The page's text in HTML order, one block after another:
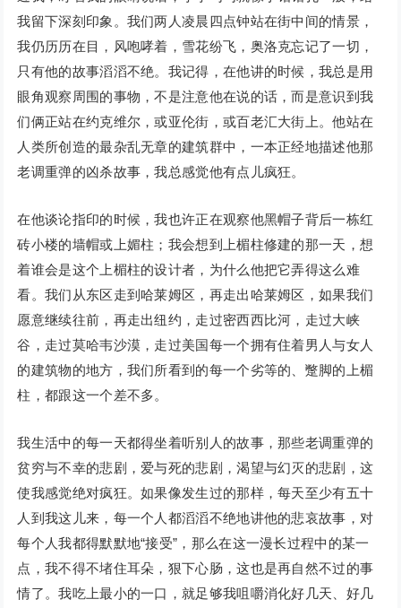
我留下深刻印象。我们两人凌晨四点钟站在街中间的情景，
我仍历历在目，风咆哮着，雪花纷飞，奥洛克忘记了一切，
只有他的故事滔滔不绝。我记得，在他讲的时候，我总是用
眼角观察周围的事物，不是注意他在说的话，而是意识到我
们俩正站在约克维尔，或亚伦街，或百老汇大街上。他站在
人类所创造的最杂乱无章的建筑群中，一本正经地描述他那
老调重弹的凶杀故事，我总感觉他有点儿疯狂。
在他谈论指印的时候，我也许正在观察他黑帽子背后一栋红
砖小楼的墙帽或上媚柱；我会想到上楣柱修建的那一天，想
着谁会是这个上楣柱的设计者，为什么他把它弄得这么难
看。我们从东区走到哈莱姆区，再走出哈莱姆区，如果我们
愿意继续往前，再走出纽约，走过密西西比河，走过大峡
谷，走过莫哈韦沙漠，走过美国每一个拥有住着男人与女人
的建筑物的地方，我们所看到的每一个劣等的、蹩脚的上楣
柱，都跟这一个差不多。
我生活中的每一天都得坐着听别人的故事，那些老调重弹的
贫穷与不幸的悲剧，爱与死的悲剧，渴望与幻灭的悲剧，这
使我感觉绝对疯狂。如果像发生过的那样，每天至少有五十
人到我这儿来，每一个人都滔滔不绝地讲他的悲哀故事，对
每个人我都得默默地“接受”，那么在这一漫长过程中的某一
点，我不得不堵住耳朵，狠下心肠，这也是再自然不过的事
情了。我吃上最小的一口，就足够我咀嚼消化好几天、好几